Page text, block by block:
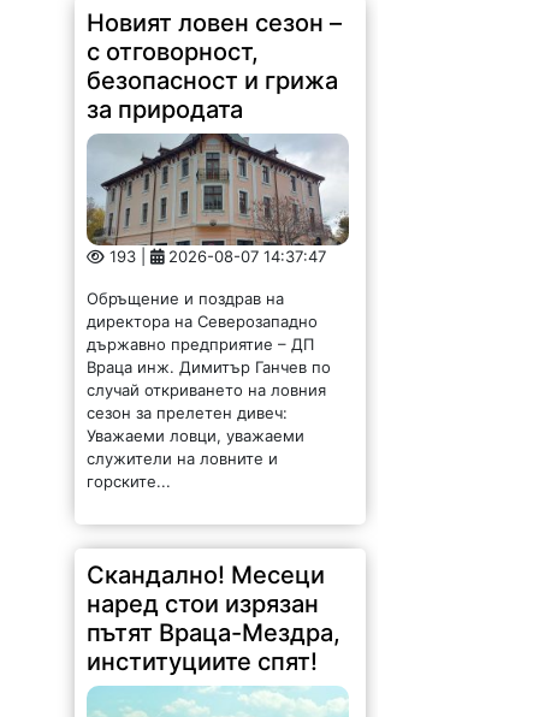
Новият ловен сезон –
с отговорност,
безопасност и грижа
за природата
193 | 2026-08-07 14:37:47
Обръщение и поздрав на
директора на Северозападно
държавно предприятие – ДП
Враца инж. Димитър Ганчев по
случай откриването на ловния
сезон за прелетен дивеч:
Уважаеми ловци, уважаеми
служители на ловните и
горските...
Скандално! Месеци
наред стои изрязан
пътят Враца-Мездра,
институциите спят!